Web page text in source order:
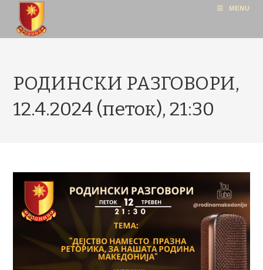
MENU
РОДИНСКИ РАЗГОВОРИ,
12.4.2024 (петок), 21:30